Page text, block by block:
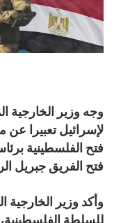
وجه وزير الخارجية
لإسرائيل تعبيرا
فتح الفلسطينية
فتح الفريق جبريل
وأكد وزير
للسلطة